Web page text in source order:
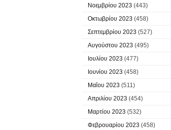
Νοεμβρίου 2023 (443)
Οκτωβρίου 2023 (458)
Σεπτεμβρίου 2023 (527)
Αυγούστου 2023 (495)
Ιουλίου 2023 (477)
Ιουνίου 2023 (458)
Μαΐου 2023 (511)
Απριλίου 2023 (454)
Μαρτίου 2023 (532)
Φεβρουαρίου 2023 (458)